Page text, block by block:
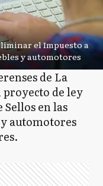
el Impuesto a
y automotores
de La
de ley
en las
automotores